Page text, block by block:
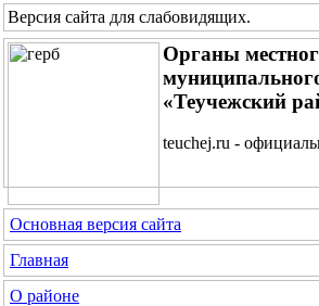
Версия сайта для слабовидящих.
Органы
«Теучежский
teuchej.ru -
Основная версия сайта
Главная
О районе